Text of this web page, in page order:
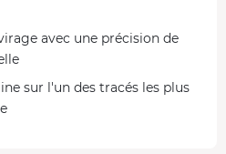
avec une précision de
sur l'un des tracés les plus